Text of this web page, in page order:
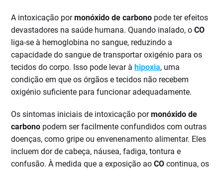
A intoxicação pormonóxido de carbono pode ter efeitos
devastadores na saúde humana. Quando inalado, oCO
liga-se à hemoglobina no sangue, reduzindo a
capacidade do sangue de transportar oxigénio para os
tecidos do corpo. Isso pode levar àhipoxia, uma
condição em que os órgãos e tecidos não recebem
oxigénio suficiente para funcionar adequadamente.
Os sintomas iniciais de intoxicação pormonóxido de
carbono podem ser facilmente confundidos com outras
doenças, como gripe ou envenenamento alimentar. Eles
incluem dor de cabeça, náusea, fadiga, tontura e
confusão. À medida que a exposição aoCO continua, os